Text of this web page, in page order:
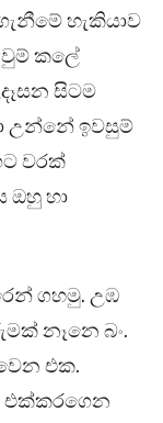
හැකියාව
කලේ
සිටම
උන්නේ ඉවසුම්
වරක්
ඔහු හා
ගහමු. උඹ
නෑනෙ බං.
එක.
එක්කරගෙන